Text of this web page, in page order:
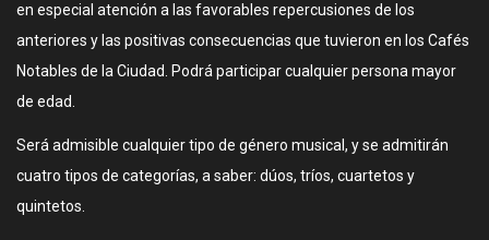
en especial atención a las favorables repercusiones de los
anteriores y las positivas consecuencias que tuvieron en los Cafés
Notables de la Ciudad. Podrá participar cualquier persona mayor
de edad.
Será admisible cualquier tipo de género musical, y se admitirán
cuatro tipos de categorías, a saber: dúos, tríos, cuartetos y
quintetos.